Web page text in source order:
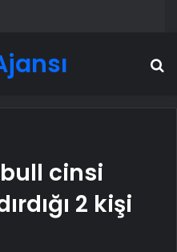
cinsi
2 kişi